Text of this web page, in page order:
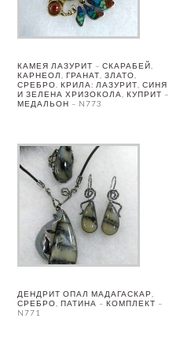
КАМЕЯ ЛАЗУРИТ – СКАРАБЕЙ,
КАРНЕОЛ, ГРАНАТ, ЗЛАТО,
СРЕБРО. КРИЛА: ЛАЗУРИТ, СИНЯ
И ЗЕЛЕНА ХРИЗОКОЛА, КУПРИТ –
МЕДАЛЬОН – N773
ДЕНДРИТ ОПАЛ МАДАГАСКАР,
СРЕБРО, ПАТИНА – КОМПЛЕКТ –
N771